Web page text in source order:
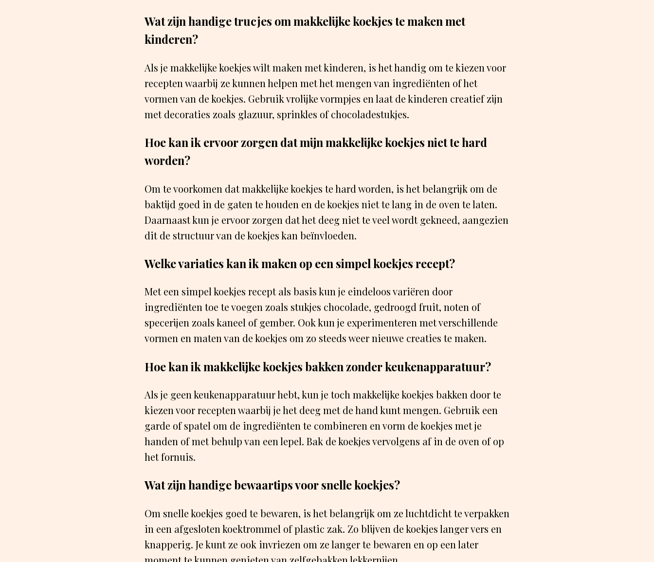
Wat zijn handige trucjes om makkelijke koekjes te maken met
kinderen?
Als je makkelijke koekjes wilt maken met kinderen, is het handig om te kiezen voor
recepten waarbij ze kunnen helpen met het mengen van ingrediënten of het
vormen van de koekjes. Gebruik vrolijke vormpjes en laat de kinderen creatief zijn
met decoraties zoals glazuur, sprinkles of chocoladestukjes.
Hoe kan ik ervoor zorgen dat mijn makkelijke koekjes niet te hard
worden?
Om te voorkomen dat makkelijke koekjes te hard worden, is het belangrijk om de
baktijd goed in de gaten te houden en de koekjes niet te lang in de oven te laten.
Daarnaast kun je ervoor zorgen dat het deeg niet te veel wordt gekneed, aangezien
dit de structuur van de koekjes kan beïnvloeden.
Welke variaties kan ik maken op een simpel koekjes recept?
Met een simpel koekjes recept als basis kun je eindeloos variëren door
ingrediënten toe te voegen zoals stukjes chocolade, gedroogd fruit, noten of
specerijen zoals kaneel of gember. Ook kun je experimenteren met verschillende
vormen en maten van de koekjes om zo steeds weer nieuwe creaties te maken.
Hoe kan ik makkelijke koekjes bakken zonder keukenapparatuur?
Als je geen keukenapparatuur hebt, kun je toch makkelijke koekjes bakken door te
kiezen voor recepten waarbij je het deeg met de hand kunt mengen. Gebruik een
garde of spatel om de ingrediënten te combineren en vorm de koekjes met je
handen of met behulp van een lepel. Bak de koekjes vervolgens af in de oven of op
het fornuis.
Wat zijn handige bewaartips voor snelle koekjes?
Om snelle koekjes goed te bewaren, is het belangrijk om ze luchtdicht te verpakken
in een afgesloten koektrommel of plastic zak. Zo blijven de koekjes langer vers en
knapperig. Je kunt ze ook invriezen om ze langer te bewaren en op een later